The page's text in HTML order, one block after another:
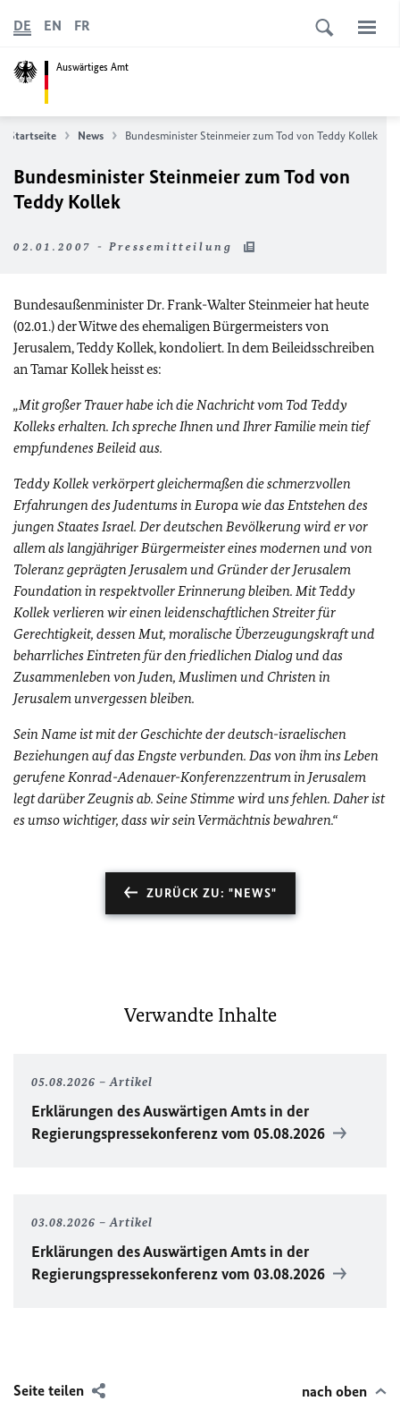
Auswärtiges Amt
DE EN FR
Startseite News Bundesminister Steinmeier zum Tod von Teddy Kollek
Bundesminister Steinmeier zum Tod von
Teddy Kollek
02.01.2007 - Pressemitteilung
Bundesaußenminister Dr. Frank-Walter Steinmeier hat heute
(02.01.) der Witwe des ehemaligen Bürgermeisters von
Jerusalem, Teddy Kollek, kondoliert. In dem Beileidsschreiben
an Tamar Kollek heisst es:
„Mit großer Trauer habe ich die Nachricht vom Tod Teddy
Kolleks erhalten. Ich spreche Ihnen und Ihrer Familie mein tief
empfundenes Beileid aus.
Teddy Kollek verkörpert gleichermaßen die schmerzvollen
Erfahrungen des Judentums in Europa wie das Entstehen des
jungen Staates Israel. Der deutschen Bevölkerung wird er vor
allem als langjähriger Bürgermeister eines modernen und von
Toleranz geprägten Jerusalem und Gründer der Jerusalem
Foundation in respektvoller Erinnerung bleiben. Mit Teddy
Kollek verlieren wir einen leidenschaftlichen Streiter für
Gerechtigkeit, dessen Mut, moralische Überzeugungskraft und
beharrliches Eintreten für den friedlichen Dialog und das
Zusammenleben von Juden, Muslimen und Christen in
Jerusalem unvergessen bleiben.
Sein Name ist mit der Geschichte der deutsch-israelischen
Beziehungen auf das Engste verbunden. Das von ihm ins Leben
gerufene Konrad-Adenauer-Konferenzzentrum in Jerusalem
legt darüber Zeugnis ab. Seine Stimme wird uns fehlen. Daher ist
es umso wichtiger, dass wir sein Vermächtnis bewahren.“
ZURÜCK ZU: "NEWS"
Verwandte Inhalte
05.08.2026 Artikel
Erklärungen des Auswärtigen Amts in der
Regierungspressekonferenz vom 05.08.2026
03.08.2026 Artikel
Erklärungen des Auswärtigen Amts in der
Regierungspressekonferenz vom 03.08.2026
Seite teilen nach oben